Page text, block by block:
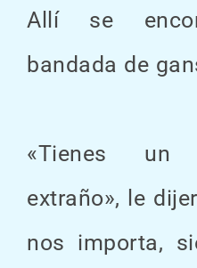
Allí se
bandada de
«Tienes un
extraño», le
nos importa,